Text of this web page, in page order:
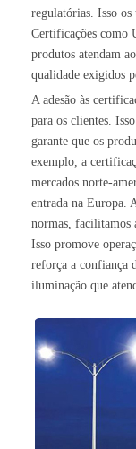
regulatórias. Isso os
Certificações como
produtos atendam
qualidade exigidos
A adesão às
para os clientes.
garante que os
exemplo, a
mercados norte-
entrada na Europa.
normas, facilitamos
Isso promove
reforça a confiança
iluminação que